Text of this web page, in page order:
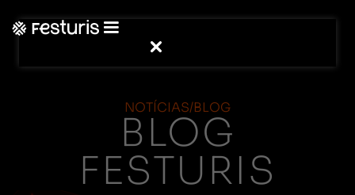
NOTÍCIAS/BLOG
BLOG
FESTURIS